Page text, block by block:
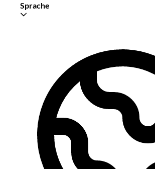
Sprache